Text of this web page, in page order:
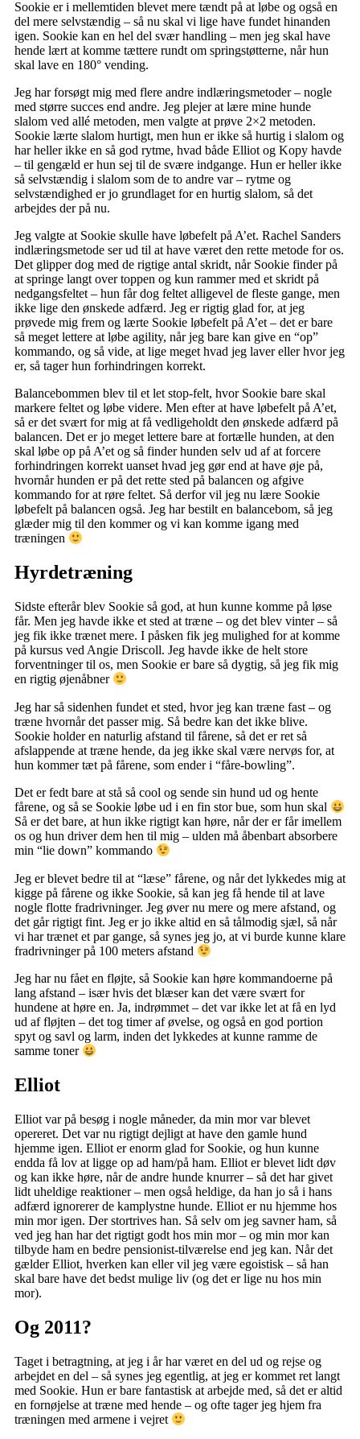
Sookie er i mellemtiden blevet mere tændt på at løbe og også en
del mere selvstændig – så nu skal vi lige have fundet hinanden
igen. Sookie kan en hel del svær handling – men jeg skal have
hende lært at komme tættere rundt om springstøtterne, når hun
skal lave en 180° vending.
Jeg har forsøgt mig med flere andre indlæringsmetoder – nogle
med større succes end andre. Jeg plejer at lære mine hunde
slalom ved allé metoden, men valgte at prøve 2×2 metoden.
Sookie lærte slalom hurtigt, men hun er ikke så hurtig i slalom og
har heller ikke en så god rytme, hvad både Elliot og Kopy havde
– til gengæld er hun sej til de svære indgange. Hun er heller ikke
så selvstændig i slalom som de to andre var – rytme og
selvstændighed er jo grundlaget for en hurtig slalom, så det
arbejdes der på nu.
Jeg valgte at Sookie skulle have løbefelt på A’et. Rachel Sanders
indlæringsmetode ser ud til at have været den rette metode for os.
Det glipper dog med de rigtige antal skridt, når Sookie finder på
at springe langt over toppen og kun rammer med et skridt på
nedgangsfeltet – hun får dog feltet alligevel de fleste gange, men
ikke lige den ønskede adfærd. Jeg er rigtig glad for, at jeg
prøvede mig frem og lærte Sookie løbefelt på A’et – det er bare
så meget lettere at løbe agility, når jeg bare kan give en “op”
kommando, og så vide, at lige meget hvad jeg laver eller hvor jeg
er, så tager hun forhindringen korrekt.
Balancebommen blev til et let stop-felt, hvor Sookie bare skal
markere feltet og løbe videre. Men efter at have løbefelt på A’et,
så er det svært for mig at få vedligeholdt den ønskede adfærd på
balancen. Det er jo meget lettere bare at fortælle hunden, at den
skal løbe op på A’et og så finder hunden selv ud af at forcere
forhindringen korrekt uanset hvad jeg gør end at have øje på,
hvornår hunden er på det rette sted på balancen og afgive
kommando for at røre feltet. Så derfor vil jeg nu lære Sookie
løbefelt på balancen også. Jeg har bestilt en balancebom, så jeg
glæder mig til den kommer og vi kan komme igang med
træningen
Hyrdetræning
Sidste efterår blev Sookie så god, at hun kunne komme på løse
får. Men jeg havde ikke et sted at træne – og det blev vinter – så
jeg fik ikke trænet mere. I påsken fik jeg mulighed for at komme
på kursus ved Angie Driscoll. Jeg havde ikke de helt store
forventninger til os, men Sookie er bare så dygtig, så jeg fik mig
en rigtig øjenåbner
Jeg har så sidenhen fundet et sted, hvor jeg kan træne fast – og
træne hvornår det passer mig. Så bedre kan det ikke blive.
Sookie holder en naturlig afstand til fårene, så det er ret så
afslappende at træne hende, da jeg ikke skal være nervøs for, at
hun kommer tæt på fårene, som ender i “fåre-bowling”.
Det er fedt bare at stå så cool og sende sin hund ud og hente
fårene, og så se Sookie løbe ud i en fin stor bue, som hun skal
Så er det bare, at hun ikke rigtigt kan høre, når der er får imellem
os og hun driver dem hen til mig – ulden må åbenbart absorbere
min “lie down” kommando
Jeg er blevet bedre til at “læse” fårene, og når det lykkedes mig at
kigge på fårene og ikke Sookie, så kan jeg få hende til at lave
nogle flotte fradrivninger. Jeg øver nu mere og mere afstand, og
det går rigtigt fint. Jeg er jo ikke altid en så tålmodig sjæl, så når
vi har trænet et par gange, så synes jeg jo, at vi burde kunne klare
fradrivninger på 100 meters afstand
Jeg har nu fået en fløjte, så Sookie kan høre kommandoerne på
lang afstand – især hvis det blæser kan det være svært for
hundene at høre en. Ja, indrømmet – det var ikke let at få en lyd
ud af fløjten – det tog timer af øvelse, og også en god portion
spyt og savl og larm, inden det lykkedes at kunne ramme de
samme toner
Elliot
Elliot var på besøg i nogle måneder, da min mor var blevet
opereret. Det var nu rigtigt dejligt at have den gamle hund
hjemme igen. Elliot er enorm glad for Sookie, og hun kunne
endda få lov at ligge op ad ham/på ham. Elliot er blevet lidt døv
og kan ikke høre, når de andre hunde knurrer – så det har givet
lidt uheldige reaktioner – men også heldige, da han jo så i hans
adfærd ignorerer de kamplystne hunde. Elliot er nu hjemme hos
min mor igen. Der stortrives han. Så selv om jeg savner ham, så
ved jeg han har det rigtigt godt hos min mor – og min mor kan
tilbyde ham en bedre pensionist-tilværelse end jeg kan. Når det
gælder Elliot, hverken kan eller vil jeg være egoistisk – så han
skal bare have det bedst mulige liv (og det er lige nu hos min
mor).
Og 2011?
Taget i betragtning, at jeg i år har været en del ud og rejse og
arbejdet en del – så synes jeg egentlig, at jeg er kommet ret langt
med Sookie. Hun er bare fantastisk at arbejde med, så det er altid
en fornøjelse at træne med hende – og ofte tager jeg hjem fra
træningen med armene i vejret